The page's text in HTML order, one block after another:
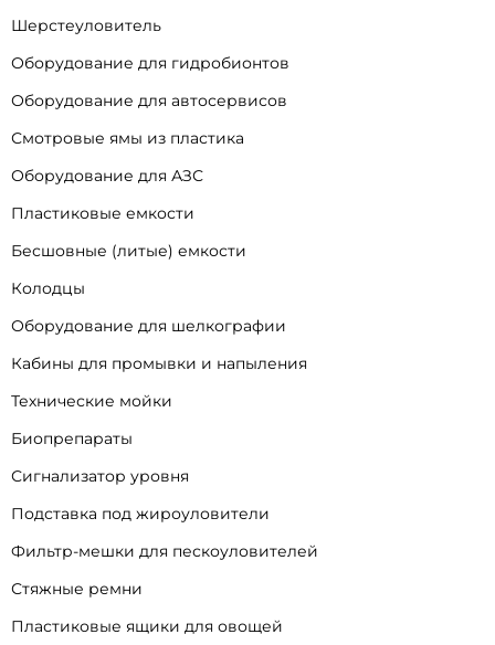
Шерстеуловитель
Оборудование для гидробионтов
Оборудование для автосервисов
Смотровые ямы из пластика
Оборудование для АЗС
Пластиковые емкости
Бесшовные (литые) емкости
Колодцы
Оборудование для шелкографии
Кабины для промывки и напыления
Технические мойки
Биопрепараты
Сигнализатор уровня
Подставка под жироуловители
Фильтр-мешки для пескоуловителей
Стяжные ремни
Пластиковые ящики для овощей